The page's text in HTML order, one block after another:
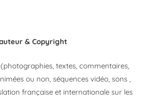
& Copyright
(photographies, textes, commentaires,
ou non, séquences vidéo, sons ,
française et internationale sur les